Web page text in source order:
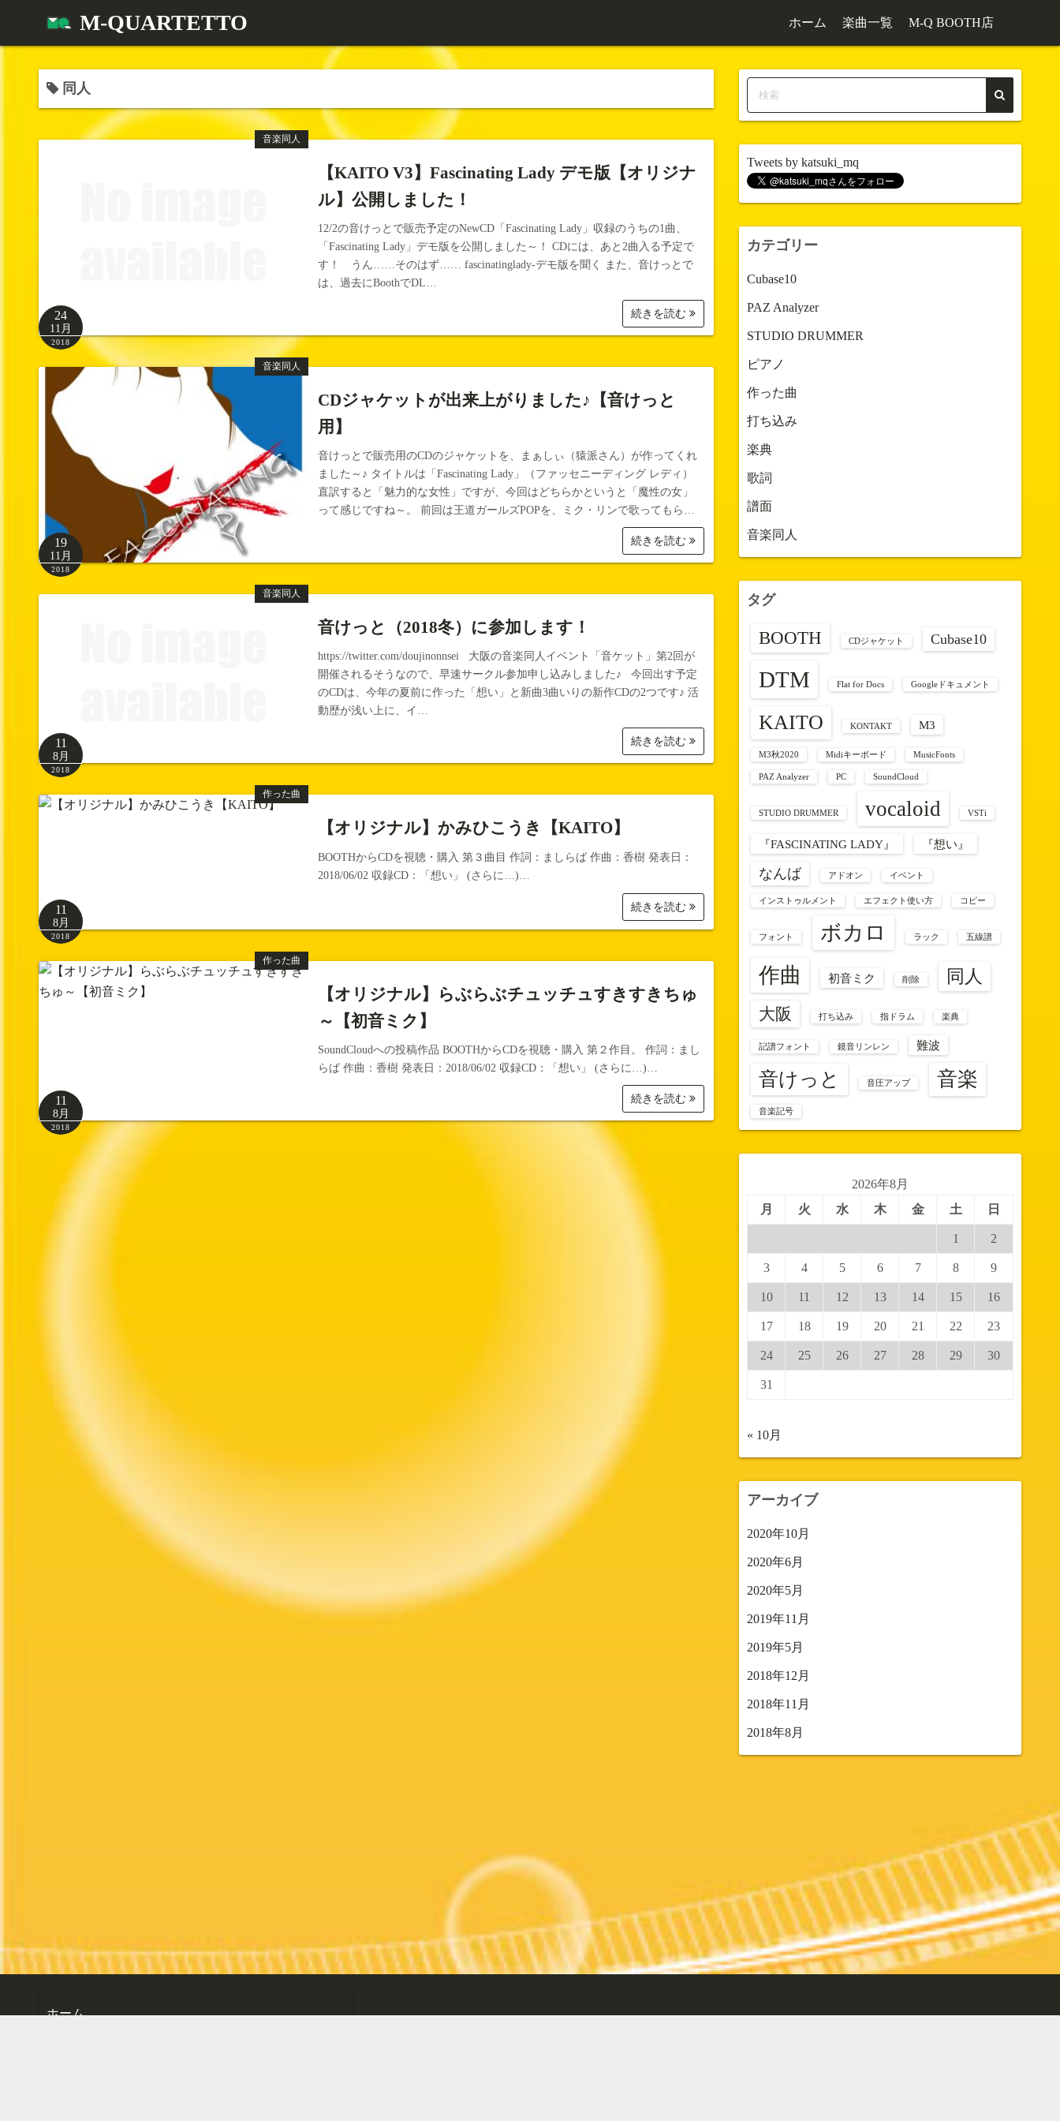
テ
M-QUARTETTO ホーム 楽曲一覧 M-Q BOOTH店
同人
音楽同人
24
11月
2018
【KAITO V3】Fascinating Lady デモ版【オリジナ
ル】公開しました！
12/2の音けっとで販売予定のNewCD「Fascinating Lady」収録のうちの1曲、
「Fascinating Lady」デモ版を公開しました～！ CDには、あと2曲入る予定で
す！ うん……そのはず…… fascinatinglady-デモ版を聞く また、音けっとで
は、過去にBoothでDL…
続きを読む
音楽同人
19
11月
2018
CDジャケットが出来上がりました♪【音けっと
用】
音けっとで販売用のCDのジャケットを、まぁしぃ（猿派さん）が作ってくれ
ました～♪ タイトルは「Fascinating Lady」（ファッセニーディング レディ）
直訳すると「魅力的な女性」ですが、今回はどちらかというと「魔性の女」
って感じですね～。 前回は王道ガールズPOPを、ミク・リンで歌ってもら…
続きを読む
音楽同人
11
8月
2018
音けっと（2018冬）に参加します！
https://twitter.com/doujinonnsei 大阪の音楽同人イベント「音ケット」第2回が
開催されるそうなので、早速サークル参加申し込みしました♪ 今回出す予定
のCDは、今年の夏前に作った「想い」と新曲3曲いりの新作CDの2つです♪ 活
動歴が浅い上に、イ…
続きを読む
作った曲
11
8月
2018
【オリジナル】かみひこうき【KAITO】
BOOTHからCDを視聴・購入 第３曲目 作詞：ましらば 作曲：香樹 発表日：
2018/06/02 収録CD：「想い」 (さらに…)…
続きを読む
作った曲
11
8月
2018
【オリジナル】らぶらぶチュッチュすきすきちゅ
～【初音ミク】
SoundCloudへの投稿作品 BOOTHからCDを視聴・購入 第２作目。 作詞：まし
らば 作曲：香樹 発表日：2018/06/02 収録CD：「想い」 (さらに…)…
続きを読む
Tweets by katsuki_mq
カテゴリー
Cubase10
PAZ Analyzer
STUDIO DRUMMER
ピアノ
作った曲
打ち込み
楽典
歌詞
譜面
音楽同人
タグ
BOOTH CDジャケット Cubase10
DTM Flat for Docs Googleドキュメント
KAITO KONTAKT M3
M3秋2020 Midiキーボード MusicFonts
PAZ Analyzer PC SoundCloud
STUDIO DRUMMER vocaloid VSTi
『FASCINATING LADY』 『想い』
なんば アドオン イベント
インストゥルメント エフェクト使い方 コピー
フォント ボカロ ラック 五線譜
作曲 初音ミク 削除 同人
大阪 打ち込み 指ドラム 楽典
記譜フォント 鏡音リンレン 難波
音けっと 音圧アップ 音楽
音楽記号
2026年8月
月
火 水 木 金 土 日
1 2
3 4 5 6 7 8 9
10 11 12 13 14 15 16
17 18 19 20 21 22 23
24 25 26 27 28 29 30
31
« 10月
アーカイブ
2020年10月
2020年6月
2020年5月
2019年11月
2019年5月
2018年12月
2018年11月
2018年8月
ホーム